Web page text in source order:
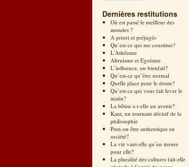
Dernières restitutions
Où est passé le meilleur des
mondes ?
A priori et préjugés
Qu’est-ce qui me constitue?
L’Athéisme
Altruisme et Egoïsme
L’influence, un bienfait?
Qu’est-ce qu’être normal
Quelle place pour le doute?
Qu’est-ce qui vous fait lever le
matin?
La bêtise a t-elle un avenir?
Kant, un tournant décisif de la
philosophie
Peut-on être authentique en
société?
La vie vaut-elle qu’on meure
pour elle?
La pluralité des cultures fait-elle